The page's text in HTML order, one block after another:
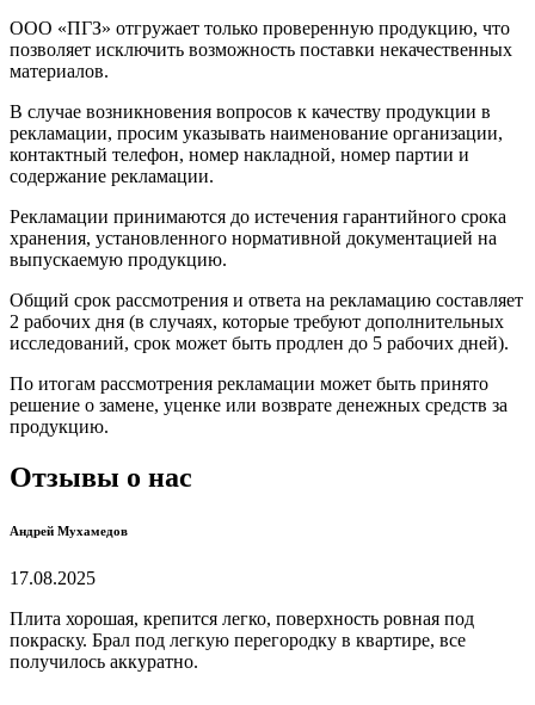
ООО «ПГЗ» отгружает только проверенную продукцию, что
позволяет исключить возможность поставки некачественных
материалов.
В случае возникновения вопросов к качеству продукции в
рекламации, просим указывать наименование организации,
контактный телефон, номер накладной, номер партии и
содержание рекламации.
Рекламации принимаются до истечения гарантийного срока
хранения, установленного нормативной документацией на
выпускаемую продукцию.
Общий срок рассмотрения и ответа на рекламацию составляет
2 рабочих дня (в случаях, которые требуют дополнительных
исследований, срок может быть продлен до 5 рабочих дней).
По итогам рассмотрения рекламации может быть принято
решение о замене, уценке или возврате денежных средств за
продукцию.
Отзывы о нас
Андрей Мухамедов
17.08.2025
Плита хорошая, крепится легко, поверхность ровная под
покраску. Брал под легкую перегородку в квартире, все
получилось аккуратно.